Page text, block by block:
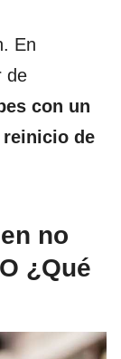
En
de
con un
de
no
¿Qué